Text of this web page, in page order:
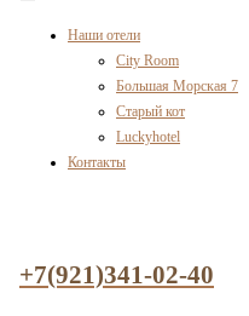
содержимому
Наши отели
City Room
Большая Морская 7
Старый кот
Luckyhotel
Контакты
+7(921)341-02-40